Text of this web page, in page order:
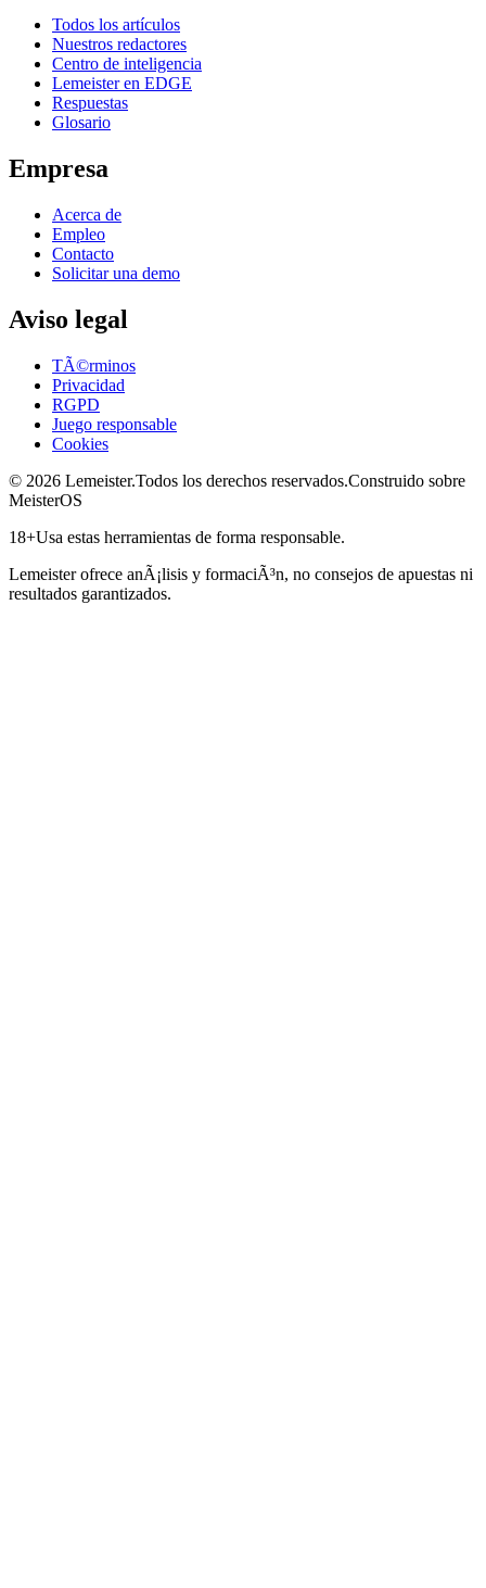
Todos los artículos
Nuestros redactores
Centro de inteligencia
Lemeister en EDGE
Respuestas
Glosario
Empresa
Acerca de
Empleo
Contacto
Solicitar una demo
Aviso legal
TÃ©rminos
Privacidad
RGPD
Juego responsable
Cookies
© 2026 Lemeister.Todos los derechos reservados.Construido sobre
MeisterOS
18+Usa estas herramientas de forma responsable.
Lemeister ofrece anÃ¡lisis y formaciÃ³n, no consejos de apuestas ni
resultados garantizados.